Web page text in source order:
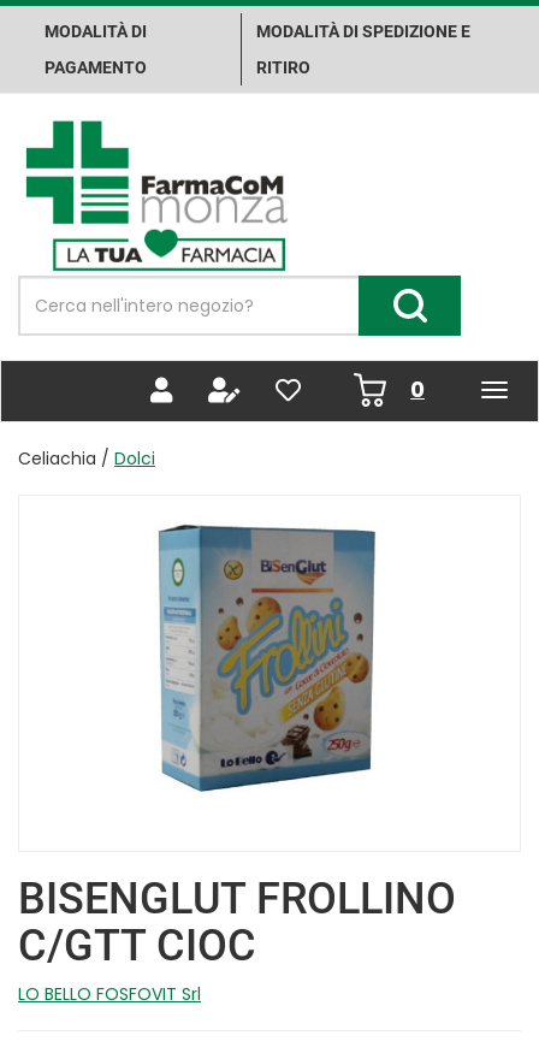
Passa
contenuto
MODALITÀ DI
PAGAMENTO
MODALITÀ DI SPEDIZIONE E
RITIRO
Farma.Co.M.
Spa
Prodotto
Cerca Prodotto
0 prodotti
inseriti
Celiachia / Dolci
BISENGLUT FROLLINO
C/GTT CIOC
LO BELLO FOSFOVIT Srl